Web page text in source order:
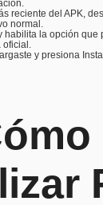
reciente del APK,
normal.
habilita la opción que
oficial.
y presiona